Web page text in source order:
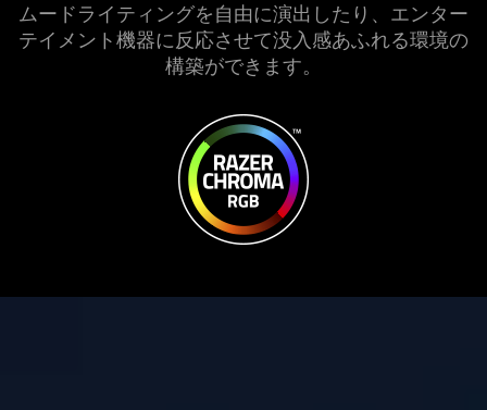
ムードライティングを自由に演出したり、エンター
テイメント機器に反応させて没入感あふれる環境の
構築ができ ます。